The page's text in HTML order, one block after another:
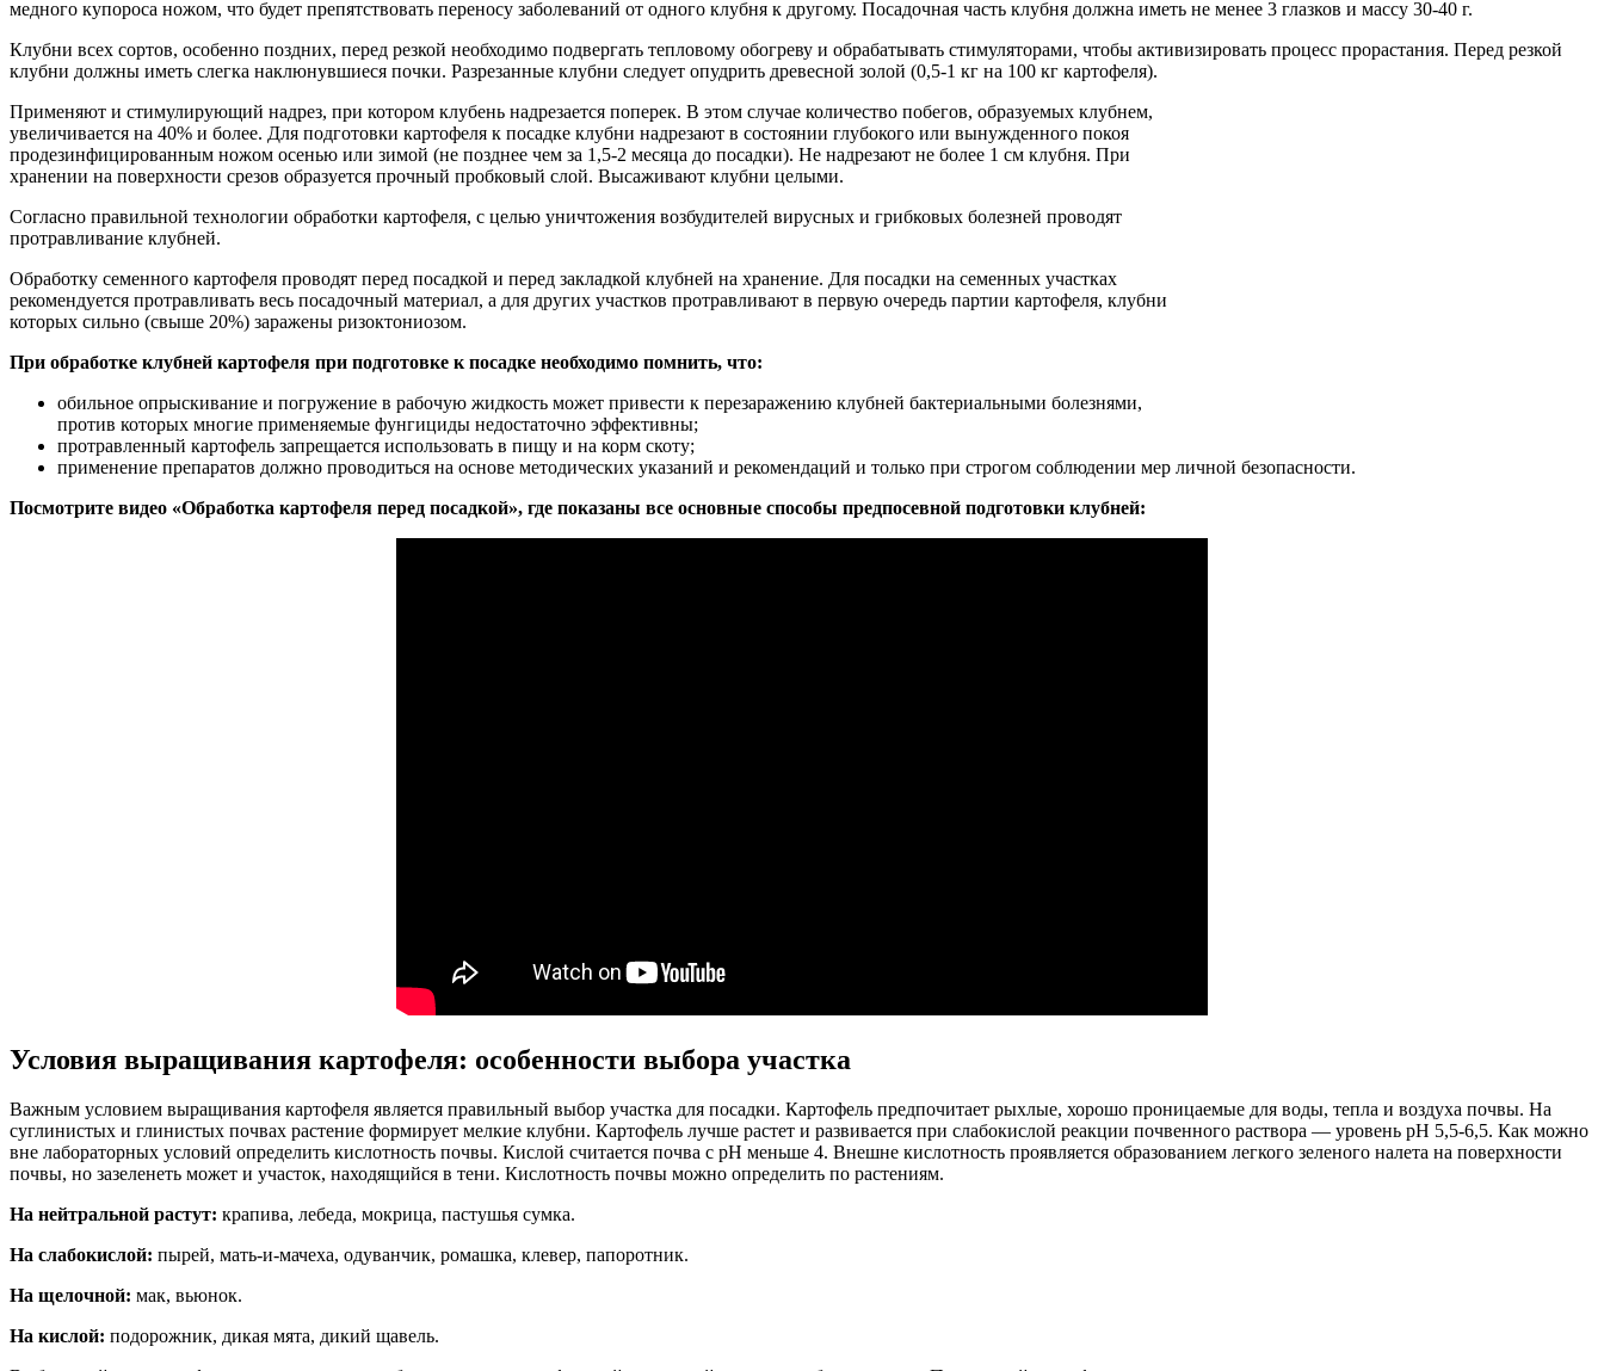
медного купороса ножом, что будет препятствовать переносу заболеваний от одного клубня к другому. Посадочная часть клубня должна иметь не менее 3 глазков и массу 30-40 г.
Клубни всех сортов, особенно поздних, перед резкой необходимо подвергать тепловому обогреву и обрабатывать стимуляторами, чтобы активизировать процесс прорастания. Перед резкой
клубни должны иметь слегка наклюнувшиеся почки. Разрезанные клубни следует опудрить древесной золой (0,5-1 кг на 100 кг картофеля).
Применяют и стимулирующий надрез, при котором клубень надрезается поперек. В этом случае количество побегов, образуемых клубнем,
увеличивается на 40% и более. Для подготовки картофеля к посадке клубни надрезают в состоянии глубокого или вынужденного покоя
продезинфицированным ножом осенью или зимой (не позднее чем за 1,5-2 месяца до посадки). Не надрезают не более 1 см клубня. При
хранении на поверхности срезов образуется прочный пробковый слой. Высаживают клубни целыми.
Согласно правильной технологии обработки картофеля, с целью уничтожения возбудителей вирусных и грибковых болезней проводят
протравливание клубней.
Обработку семенного картофеля проводят перед посадкой и перед закладкой клубней на хранение. Для посадки на семенных участках
рекомендуется протравливать весь посадочный материал, а для других участков протравливают в первую очередь партии картофеля, клубни
которых сильно (свыше 20%) заражены ризоктониозом.
При обработке клубней картофеля при подготовке к посадке необходимо помнить, что:
обильное опрыскивание и погружение в рабочую жидкость может привести к перезаражению клубней бактериальными болезнями,
против которых многие применяемые фунгициды недостаточно эффективны;
протравленный картофель запрещается использовать в пищу и на корм скоту;
применение препаратов должно проводиться на основе методических указаний и рекомендаций и только при строгом соблюдении мер личной безопасности.
Посмотрите видео «Обработка картофеля перед посадкой», где показаны все основные способы предпосевной подготовки клубней:
Условия выращивания картофеля: особенности выбора участка
Важным условием выращивания картофеля является правильный выбор участка для посадки. Картофель предпочитает рыхлые, хорошо проницаемые для воды, тепла и воздуха почвы. На
суглинистых и глинистых почвах растение формирует мелкие клубни. Картофель лучше растет и развивается при слабокислой реакции почвенного раствора — уровень pH 5,5-6,5. Как можно
вне лабораторных условий определить кислотность почвы. Кислой считается почва с pH меньше 4. Внешне кислотность проявляется образованием легкого зеленого налета на поверхности
почвы, но зазеленеть может и участок, находящийся в тени. Кислотность почвы можно определить по растениям.
На нейтральной растут: крапива, лебеда, мокрица, пастушья сумка.
На слабокислой: пырей, мать-и-мачеха, одуванчик, ромашка, клевер, папоротник.
На щелочной: мак, вьюнок.
На кислой: подорожник, дикая мята, дикий щавель.